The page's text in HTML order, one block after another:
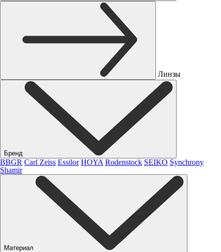
Линзы
Бренд
BBGR Carl Zeiss Essilor HOYA Rodenstock SEIKO Synchrony
Shamir
Материал